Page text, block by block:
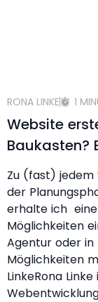
RONA LINKE 1
Website
Baukasten?
Zu (fast) jedem
der
erhalte ich
Möglichkeiten
Agentur oder in
Möglichkeiten
LinkeRona